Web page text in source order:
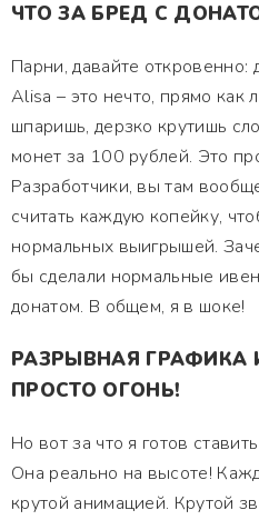
ЧТО ЗА БРЕД С
Парни, давайте откровенно:
Alisa – это нечто, прямо как
шпаришь, дерзко крутишь
монет за 100 рублей. Это
Разработчики, вы там
считать каждую копейку,
нормальных выигрышей.
бы сделали нормальные
донатом. В общем, я в шоке!
РАЗРЫВНАЯ ГРАФИКА
ПРОСТО ОГОНЬ!
Но вот за что я готов
Она реально на высоте!
крутой анимацией. Крутой